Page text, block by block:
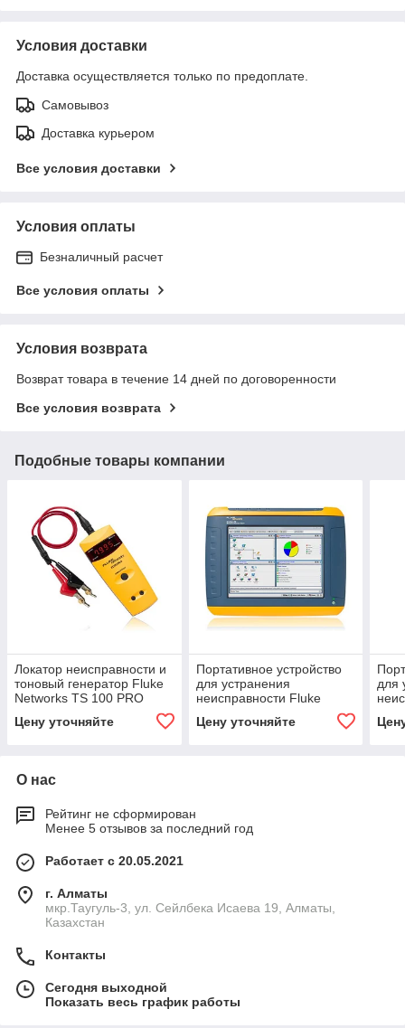
Условия доставки
Доставка осуществляется только по предоплате.
Самовывоз
Доставка курьером
Все условия доставки
Условия оплаты
Безналичный расчет
Все условия оплаты
Условия возврата
Возврат товара в течение 14 дней по договоренности
Все условия возврата
Подобные товары компании
Локатор неисправности и
тоновый генератор Fluke
Networks TS 100 PRO
Цену уточняйте
Портативное устройство
для устранения
неисправности Fluke
Цену уточняйте
для
О нас
Рейтинг не сформирован
Менее 5 отзывов за последний год
Работает с 20.05.2021
г. Алматы
мкр.Таугуль-3, ул. Сейлбека Исаева 19, Алматы,
Казахстан
Контакты
Сегодня выходной
Показать весь график работы